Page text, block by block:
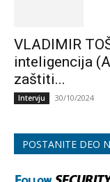
VLADIMIR
inteligencija
zaštiti...
Intervju 30/10/2024
POSTANITE DEO